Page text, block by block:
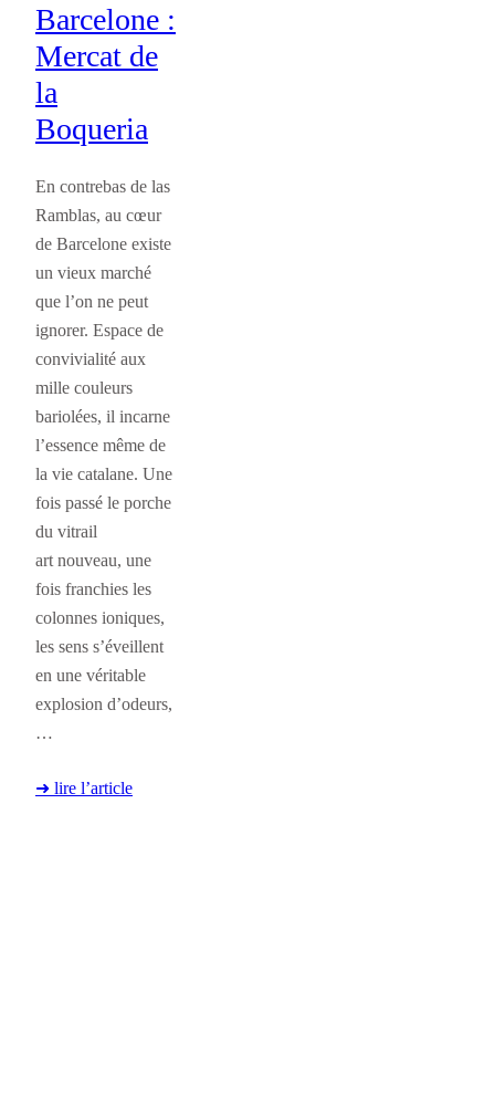
Barcelone :
Mercat de
la
Boqueria
En contrebas de las
Ramblas, au cœur
de Barcelone existe
un vieux marché
que l’on ne peut
ignorer. Espace de
convivialité aux
mille couleurs
bariolées, il incarne
l’essence même de
la vie catalane. Une
fois passé le porche
du vitrail
art nouveau, une
fois franchies les
colonnes ioniques,
les sens s’éveillent
en une véritable
explosion d’odeurs,
…
➜ lire l’article